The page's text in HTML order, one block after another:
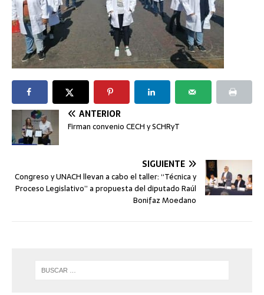
ANTERIOR
Firman convenio CECH y SCHRyT
SIGUIENTE
Congreso y UNACH llevan a cabo el taller: “Técnica y
Proceso Legislativo” a propuesta del diputado Raúl
Bonifaz Moedano